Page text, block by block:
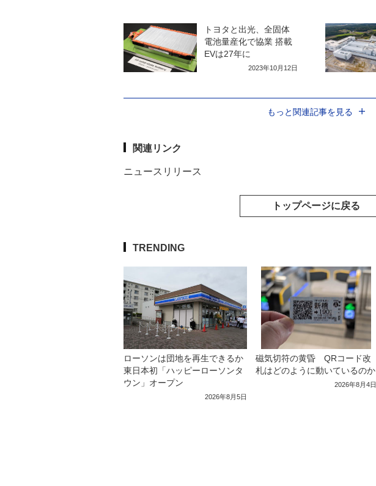
トヨタと出光、全固体
電池量産化で協業 搭載
EVは27年に
2023年10月12日
もっと関連記事を見る
関連リンク
ニュースリリース
トップページに戻る
TRENDING
ローソンは団地を再生できるか
東日本初「ハッピーローソンタ
ウン」オープン
2026年8月5日
磁気切符の黄昏 QRコード改
札はどのように動いているのか
2026年8月4日